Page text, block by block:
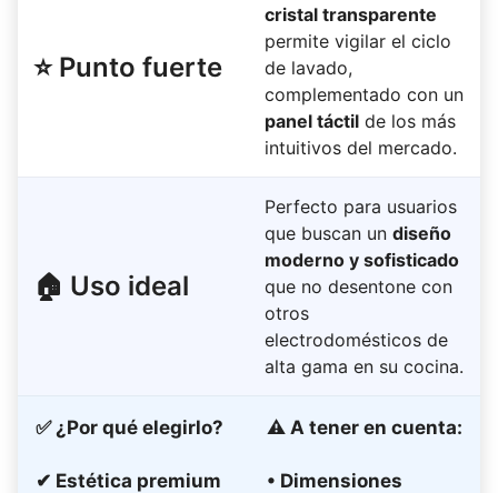
⭐ Punto fuerte
cristal transparente
permite vigilar el ciclo
de lavado,
complementado con un
panel táctil de los más
intuitivos del mercado.
🏠 Uso ideal
Perfecto para usuarios
que buscan un diseño
moderno y sofisticado
que no desentone con
otros
electrodomésticos de
alta gama en su cocina.
✅ ¿Por qué elegirlo?
✔ Estética premium
⚠ A tener en cuenta:
• Dimensiones